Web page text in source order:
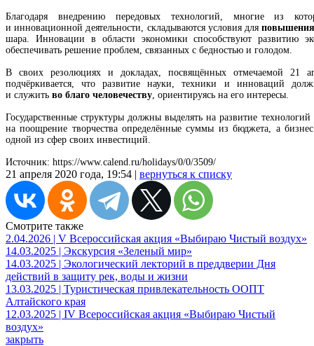
Благодаря внедрению передовых технологий, многие из
и инновационной деятельности, складываются условия для
шара. Инновации в области экономики способствуют развитию
обеспечивать решение проблем, связанных с бедностью и голодом.
В своих резолюциях и докладах, посвящённых отмечаемой 21
подчёркивается, что развитие науки, техники и инноваций
и служить во благо человечеству , ориентируясь на его интересы.
Государственные структуры должны выделять на развитие
на поощрение творчества определённые суммы из бюджета, а
одной из сфер своих инвестиций.
Источник: https://www.calend.ru/holidays/0/0/3509/
21 апреля 2020 года, 19:54 | вернуться к списку
Смотрите также
2.04.2026 | V Всероссийская акция «Выбираю Чистый воздух»
14.03.2025 | Экскурсия «Зеленый мир»
14.03.2025 | Экологический лекторий в преддверии Дня
действий в защиту рек, воды и жизни
13.03.2025 | Туристическая привлекательность ООПТ
Алтайского края
12.03.2025 | IV Всероссийская акция «Выбираю Чистый
воздух»
закрыть